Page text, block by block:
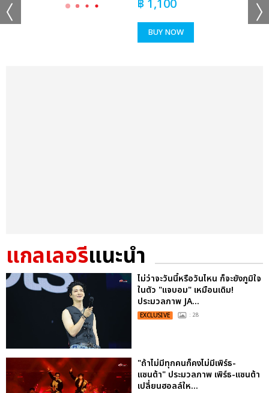
฿ 1,100
BUY NOW
แกลเลอรีแนะนำ
ไม่ว่าจะวันนี้หรือวันไหน ก็จะยังภูมิใจ
ในตัว "แจบอม" เหมือนเดิม!
ประมวลภาพ JA...
EXCLUSIVE : 28
"ถ้าไม่มีทุกคนก็คงไม่มีเพิร์ธ-
แซนต้า" ประมวลภาพ เพิร์ธ-แซนต้า
เปลี่ยนฮอลล์ให...